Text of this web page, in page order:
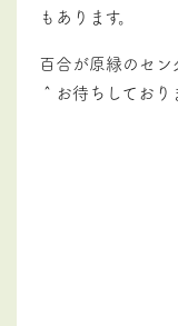
もあります。
百合が原緑のセン
＾お待ちしており